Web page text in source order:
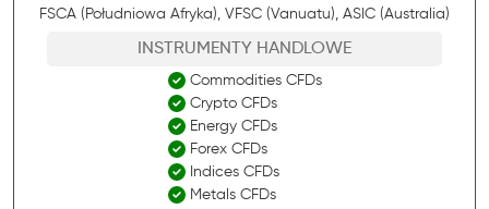
FSCA (Południowa Afryka), VFSC (Vanuatu), ASIC (Australia)
INSTRUMENTY HANDLOWE
Commodities CFDs
Crypto CFDs
Energy CFDs
Forex CFDs
Indices CFDs
Metals CFDs